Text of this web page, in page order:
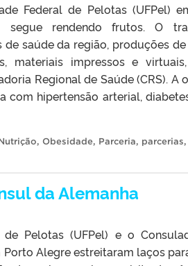
Federal de Pelotas (UFPel)
segue rendendo frutos. O
saúde da região, produções
materiais impressos e
Regional de Saúde (CRS). A
com hipertensão arterial,
, Obesidade, Parceria, parcerias,
da Alemanha
de Pelotas (UFPel) e o
Porto Alegre estreitaram laços